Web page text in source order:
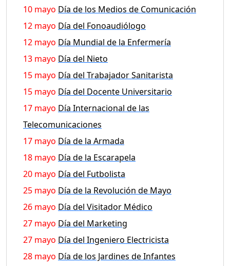
10 mayo Día de los Medios de Comunicación
12 mayo Día del Fonoaudiólogo
12 mayo Día Mundial de la Enfermería
13 mayo Día del Nieto
15 mayo Día del Trabajador Sanitarista
15 mayo Día del Docente Universitario
17 mayo Día Internacional de las
Telecomunicaciones
17 mayo Día de la Armada
18 mayo Día de la Escarapela
20 mayo Día del Futbolista
25 mayo Día de la Revolución de Mayo
26 mayo Día del Visitador Médico
27 mayo Día del Marketing
27 mayo Día del Ingeniero Electricista
28 mayo Día de los Jardines de Infantes